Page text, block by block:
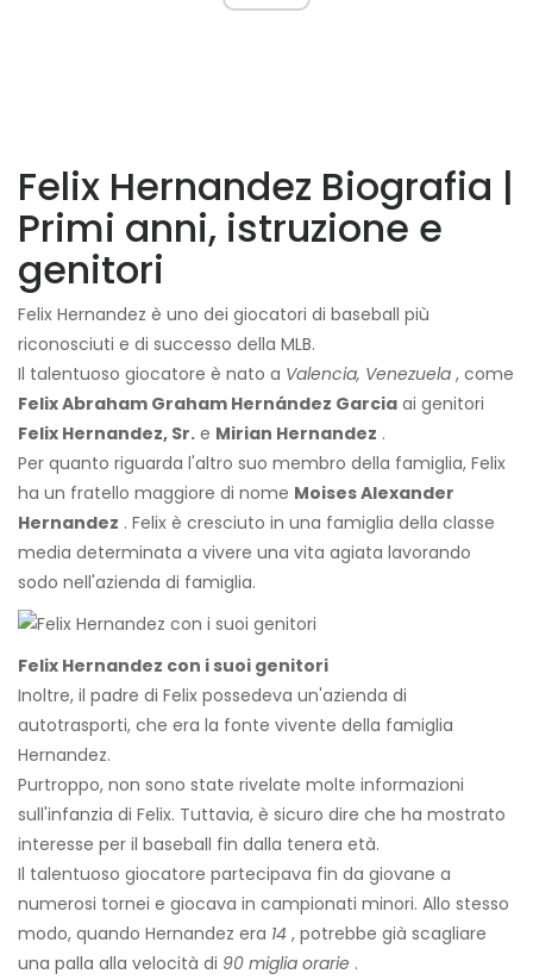
Felix Hernandez Biografia |
Primi anni, istruzione e
genitori
Felix Hernandez è uno dei giocatori di baseball più
riconosciuti e di successo della MLB.
Il talentuoso giocatore è nato a Valencia, Venezuela , come
Felix Abraham Graham Hernández Garcia ai genitori
Felix Hernandez, Sr. e Mirian Hernandez .
Per quanto riguarda l'altro suo membro della famiglia, Felix
ha un fratello maggiore di nome Moises Alexander
Hernandez . Felix è cresciuto in una famiglia della classe
media determinata a vivere una vita agiata lavorando
sodo nell'azienda di famiglia.
Felix Hernandez con i suoi genitori
Inoltre, il padre di Felix possedeva un'azienda di
autotrasporti, che era la fonte vivente della famiglia
Hernandez.
Purtroppo, non sono state rivelate molte informazioni
sull'infanzia di Felix. Tuttavia, è sicuro dire che ha mostrato
interesse per il baseball fin dalla tenera età.
Il talentuoso giocatore partecipava fin da giovane a
numerosi tornei e giocava in campionati minori. Allo stesso
modo, quando Hernandez era 14 , potrebbe già scagliare
una palla alla velocità di 90 miglia orarie .